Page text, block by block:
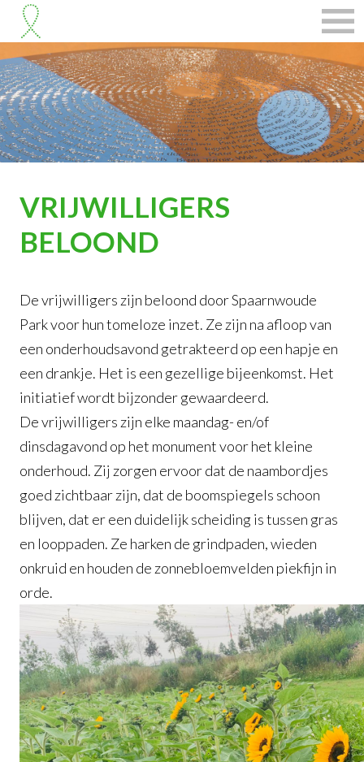
VRIJWILLIGERS
BELOOND
De vrijwilligers zijn beloond door Spaarnwoude
Park voor hun tomeloze inzet. Ze zijn na afloop van
een onderhoudsavond getrakteerd op een hapje en
een drankje. Het is een gezellige bijeenkomst. Het
initiatief wordt bijzonder gewaardeerd.
De vrijwilligers zijn elke maandag- en/of
dinsdagavond op het monument voor het kleine
onderhoud. Zij zorgen ervoor dat de naambordjes
goed zichtbaar zijn, dat de boomspiegels schoon
blijven, dat er een duidelijk scheiding is tussen gras
en looppaden. Ze harken de grindpaden, wieden
onkruid en houden de zonnebloemvelden piekfijn in
orde.